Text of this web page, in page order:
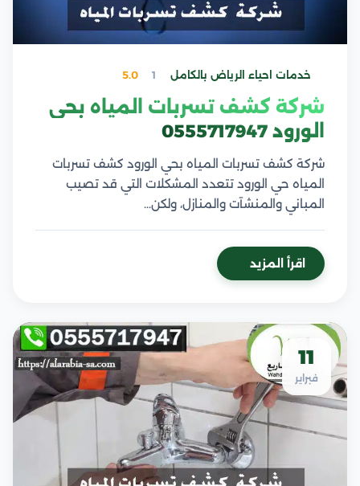
خدمات احياء الرياض بالكامل 1
5.0
شركة كشف تسربات المياه بحي
الورود 0555717947
شركة كشف تسربات المياه بحي الورود كشف تسربات
المياه حي الورود تتعدد المشكلات التي قد تصيب
المباني والمنشآت والمنازل، ولكن…
اقرأ المزيد
11
فبراير